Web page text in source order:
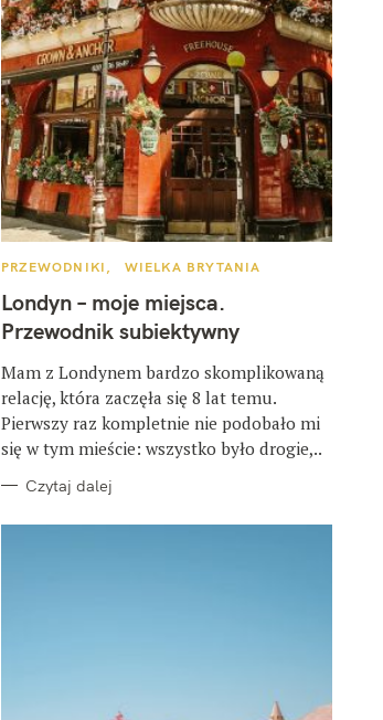
K
T
E
G
O
I
E
PRZEWODNIKI WIELKA BRYTANIA
Londyn – moje miejsca.
Przewodnik subiektywny
Mam z Londynem bardzo skomplikowaną
relację, która zaczęła się 8 lat temu.
Pierwszy raz kompletnie nie podobało mi
się w tym mieście: wszystko było drogie,..
Czytaj dalej